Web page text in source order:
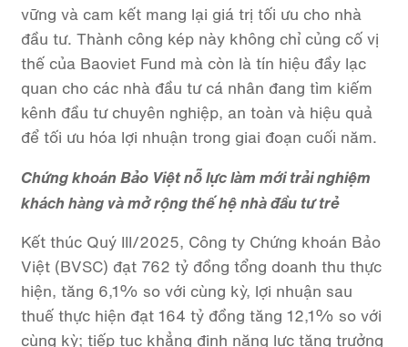
vững và cam kết mang lại giá trị tối ưu cho nhà
đầu tư. Thành công kép này không chỉ củng cố vị
thế của Baoviet Fund mà còn là tín hiệu đầy lạc
quan cho các nhà đầu tư cá nhân đang tìm kiếm
kênh đầu tư chuyên nghiệp, an toàn và hiệu quả
để tối ưu hóa lợi nhuận trong giai đoạn cuối năm.
Chứng khoán Bảo Việt nỗ lực làm mới trải nghiệm
khách hàng và mở rộng thế hệ nhà đầu tư trẻ
Kết thúc Quý III/2025, Công ty Chứng khoán Bảo
Việt (BVSC) đạt 762 tỷ đồng tổng doanh thu thực
hiện, tăng 6,1% so với cùng kỳ, lợi nhuận sau
thuế thực hiện đạt 164 tỷ đồng tăng 12,1% so với
cùng kỳ; tiếp tục khẳng định năng lực tăng trưởng